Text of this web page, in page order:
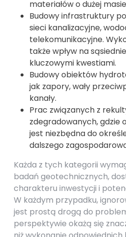
materiałów o dużej
Budowy infrastruktury
sieci kanalizacyjne,
telekomunikacyjne.
także wpływ na
kluczowymi kwestiami.
Budowy obiektów
jak zapory, wały
kanały.
Prac związanych z
zdegradowanych, gdzie
jest niezbędna do
dalszego
Każda z tych kategorii
badań geotechnicznych,
charakteru inwestycji i
W każdym przypadku,
jest prostą drogą do
perspektywie okażą się